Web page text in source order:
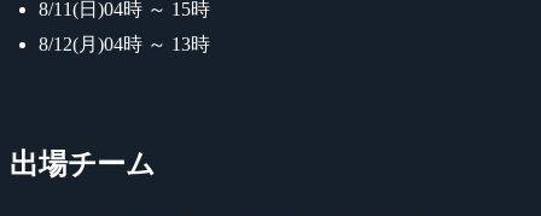
8/11(日)04時 ～ 15時
8/12(月)04時 ～ 13時
出場チーム